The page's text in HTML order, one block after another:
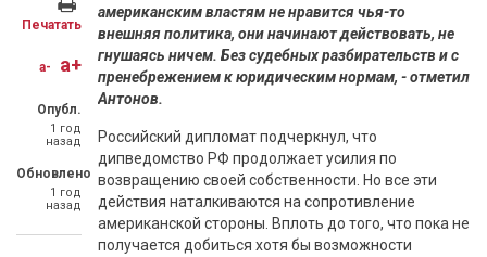
Печатать
a- a+
Опубл.
1 год
назад
Обновлено
1 год
назад
американским властям не нравится чья-то
внешняя политика, они начинают действовать, не
гнушаясь ничем. Без судебных разбирательств и с
пренебрежением к юридическим нормам, - отметил
Антонов.
Российский дипломат подчеркнул, что
дипведомство РФ продолжает усилия по
возвращению своей собственности. Но все эти
действия наталкиваются на сопротивление
американской стороны. Вплоть до того, что пока не
получается добиться хотя бы возможности